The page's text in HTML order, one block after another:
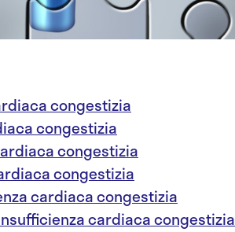
congestizia
congestizia
congestizia
congestizia
cardiaca congestizia
cardiaca congestizia